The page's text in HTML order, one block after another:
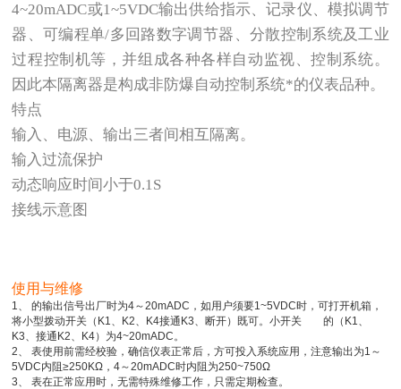
4~20mADC或1~5VDC输出供给指示、记录仪、模拟调节
器、可编程单/多回路数字调节器、分散控制系统及工业
过程控制机等，并组成各种各样自动监视、控制系统。
因此本隔离器是构成非防爆自动控制系统*的仪表品种。
特点
输入、电源、输出三者间相互隔离。
输入过流保护
动态响应时间小于0.1S
接线示意图
使用与维修
1、 的输出信号出厂时为4～20mADC，如用户须要1~5VDC时，可打开机箱，
将小型拨动开关（K1、K2、K4接通K3、断开）既可。小开关 的（K1、
K3、接通K2、K4）为4~20mADC。
2、 表使用前需经校验，确信仪表正常后，方可投入系统应用，注意输出为1～
5VDC内阻≥250KΩ，4～20mADC时内阻为250~750Ω
3、 表在正常应用时，无需特殊维修工作，只需定期检查。